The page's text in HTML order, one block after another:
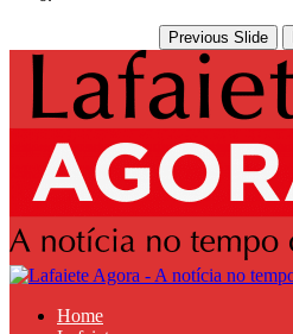
Previous Slide
Home